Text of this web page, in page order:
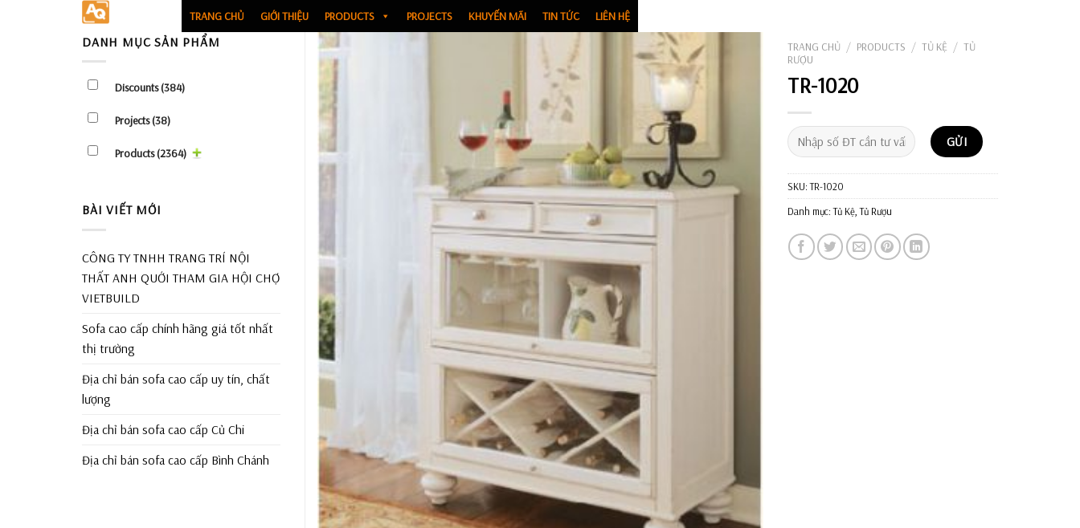
TRANG CHỦ GIỚI THIỆU PRODUCTS PROJECTS KHUYẾN MÃI TIN TỨC LIÊN HỆ
TRANG CHỦ / PRODUCTS / TỦ KỆ / TỦ
RƯỢU
TR-1020
SKU:TR-1020
Danh mục:Tủ Kệ,Tủ Rượu
DANH MỤC SẢN PHẨM
Discounts(384)
Projects(38)
Products(2364)
BÀI VIẾT MỚI
CÔNG TY TNHH TRANG TRÍ NỘI
THẤT ANH QUỚI THAM GIA HỘI CHỢ
VIETBUILD
Sofa cao cấp chính hãng giá tốt nhất
thị trường
Địa chỉ bán sofa cao cấp uy tín, chất
lượng
Địa chỉ bán sofa cao cấp Củ Chi
Địa chỉ bán sofa cao cấp Bình Chánh